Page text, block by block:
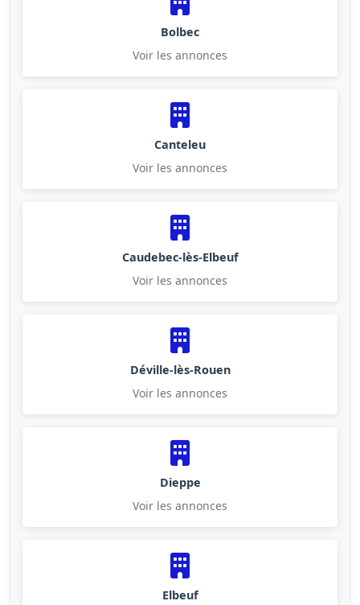
Bolbec
Voir les annonces
Canteleu
Voir les annonces
Caudebec-lès-Elbeuf
Voir les annonces
Déville-lès-Rouen
Voir les annonces
Dieppe
Voir les annonces
Elbeuf